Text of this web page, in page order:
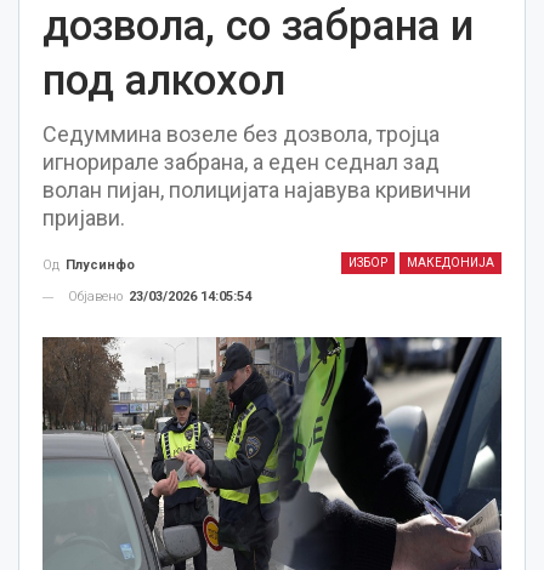
дозвола, со забрана и
под алкохол
Седуммина возеле без дозвола, тројца
игнорирале забрана, а еден седнал зад
волан пијан, полицијата најавува кривични
пријави.
ИЗБОР МАКЕДОНИЈА
Од Плусинфо
Објавено 23/03/2026 14:05:54